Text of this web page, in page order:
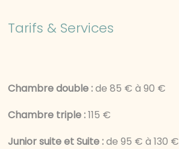
Tarifs & Services
Chambre double :de 85 € à 90 €
Chambre triple :115 €
Junior suite et Suite :de 95 € à 130 €